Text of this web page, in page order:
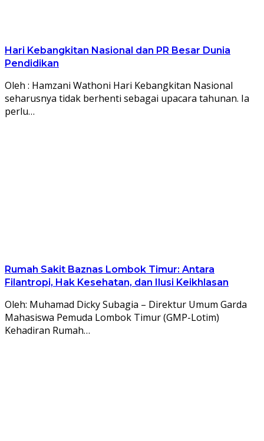
Hari Kebangkitan Nasional dan PR Besar Dunia
Pendidikan
Oleh : Hamzani Wathoni Hari Kebangkitan Nasional
seharusnya tidak berhenti sebagai upacara tahunan. Ia
perlu…
Rumah Sakit Baznas Lombok Timur: Antara
Filantropi, Hak Kesehatan, dan Ilusi Keikhlasan
Oleh: Muhamad Dicky Subagia – Direktur Umum Garda
Mahasiswa Pemuda Lombok Timur (GMP-Lotim)
Kehadiran Rumah…